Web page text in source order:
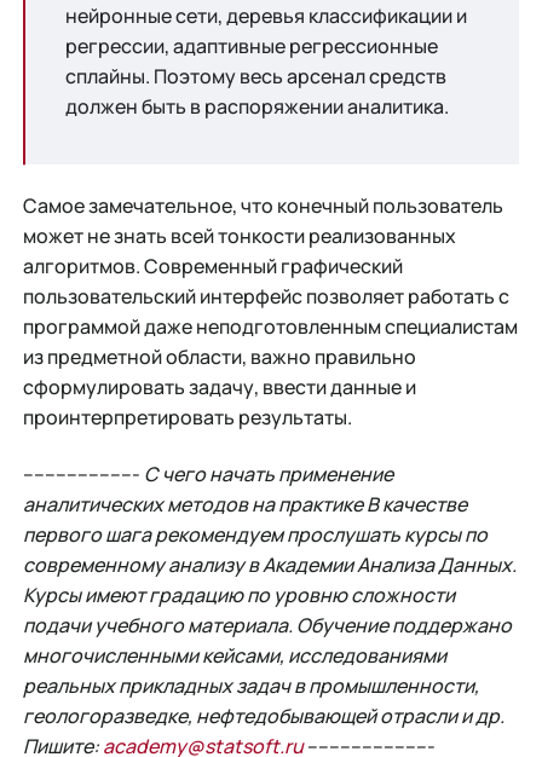
нейронные сети, деревья классификации и
регрессии, адаптивные регрессионные
сплайны. Поэтому весь арсенал средств
должен быть в распоряжении аналитика.
Самое замечательное, что конечный пользователь
может не знать всей тонкости реализованных
алгоритмов. Современный графический
пользовательский интерфейс позволяет работать с
программой даже неподготовленным специалистам
из предметной области, важно правильно
сформулировать задачу, ввести данные и
проинтерпретировать результаты.
--------------------- С чего начать применение
аналитических методов на практике В качестве
первого шага рекомендуем прослушать курсы по
современному анализу в Академии Анализа Данных.
Курсы имеют градацию по уровню сложности
подачи учебного материала. Обучение поддержано
многочисленными кейсами, исследованиями
реальных прикладных задач в промышленности,
геологоразведке, нефтедобывающей отрасли и др.
Пишите:academy@statsoft.ru-----------------------